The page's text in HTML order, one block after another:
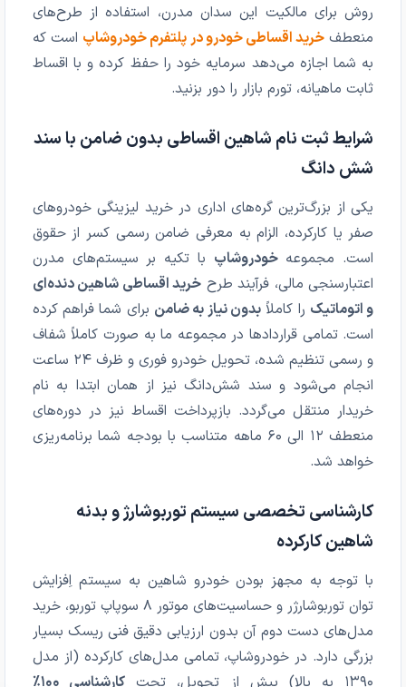
روش برای مالکیت این سدان مدرن، استفاده از طرح‌های
منعطف خرید اقساطی خودرو در پلتفرم خودروشاپ است که
به شما اجازه می‌دهد سرمایه خود را حفظ کرده و با اقساط
ثابت ماهیانه، تورم بازار را دور بزنید.
شرایط ثبت نام شاهین اقساطی بدون ضامن با سند
شش دانگ
یکی از بزرگ‌ترین گره‌های اداری در خرید لیزینگی خودروهای
صفر یا کارکرده، الزام به معرفی ضامن رسمی کسر از حقوق
است. مجموعهخودروشاپ با تکیه بر سیستم‌های مدرن
اعتبارسنجی مالی، فرآیند طرح خرید اقساطی شاهین دنده‌ای
و اتوماتیک را کاملاًبدون نیاز به ضامن برای شما فراهم کرده
است. تمامی قراردادها در مجموعه ما به صورت کاملاً شفاف
و رسمی تنظیم شده، تحویل خودرو فوری و ظرف ۲۴ ساعت
انجام می‌شود و سند شش‌دانگ نیز از همان ابتدا به نام
خریدار منتقل می‌گردد. بازپرداخت اقساط نیز در دوره‌های
منعطف ۱۲ الی ۶۰ ماهه متناسب با بودجه شما برنامه‌ریزی
خواهد شد.
کارشناسی تخصصی سیستم توربوشارژ و بدنه
شاهین کارکرده
با توجه به مجهز بودن خودرو شاهین به سیستم اِفزایش
توان توربوشارژر و حساسیت‌های موتور ۸ سوپاپ توربو، خرید
مدل‌های دست دوم آن بدون ارزیابی دقیق فنی ریسک بسیار
بزرگی دارد. در خودروشاپ، تمامی مدل‌های کارکرده (از مدل
۱۳۹۰ به بالا) پیش از تحویل، تحت
کارشناسی ۱۰۰٪